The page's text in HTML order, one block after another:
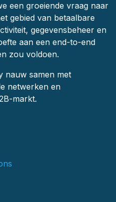
een groeiende vraag naar
gebied van betaalbare
gegevensbeheer en
aan een end-to-end
zou voldoen.
nauw samen met
netwerken en
markt.